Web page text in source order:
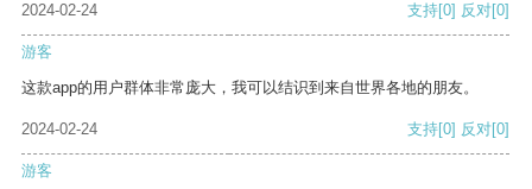
2024-02-24
支持[0] 反对[0]
游客
这款app的用户群体非常庞大，我可以结识到来自世界各地的朋友。
2024-02-24 支持[0] 反对[0]
游客